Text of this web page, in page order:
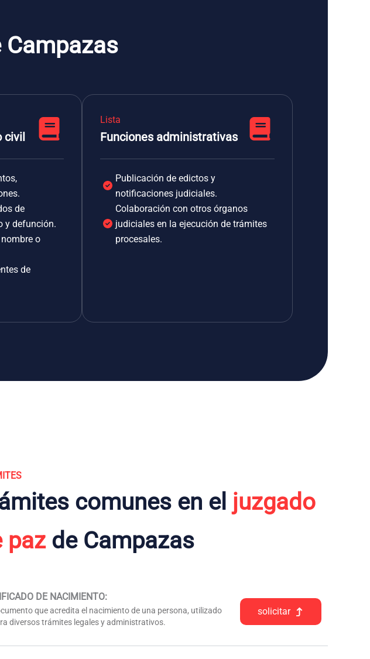
Campazas
civil
de
y defunción.
o
de
Lista
Funciones administrativas
Publicación de edictos y
notificaciones judiciales.
Colaboración con otros órganos
judiciales en la ejecución de trámites
procesales.
comunes en el juzgado
pazde Campazas
DE NACIMIENTO:
que acredita el nacimiento de una persona, utilizado
diversos trámites legales y administrativos.
solicitar